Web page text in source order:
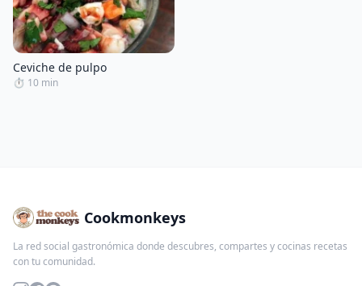
Ceviche de pulpo
⏱ 10 min
Cookmonkeys
La red social gastronómica donde descubres, compartes y cocinas recetas
con tu comunidad.